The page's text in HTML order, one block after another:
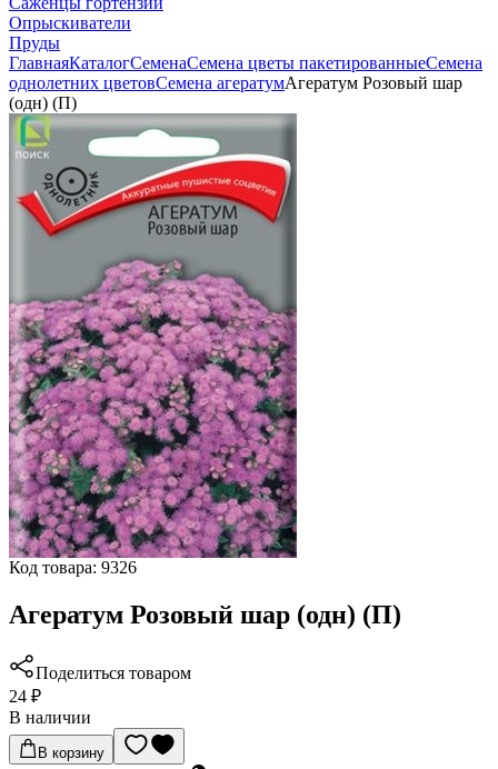
Опрыскиватели
Пруды
ГлавнаяКаталогСеменаСемена цветы пакетированныеСемена
однолетних цветовСемена агератумАгератум Розовый шар
(одн) (П)
Код товара: 9326
Агератум Розовый шар (одн) (П)
Поделиться товаром
24 ₽
В наличии
В корзину